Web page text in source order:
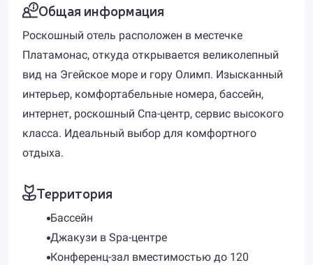
Общая информация
Роскошный отель расположен в местечке
Платамонас, откуда открывается великолепный
вид на Эгейское море и гору Олимп. Изысканный
интерьер, комфортабельные номера, бассейн,
интернет, роскошный Спа-центр, сервис высокого
класса. Идеальный выбор для комфортного
отдыха.
Территория
Бассейн
Джакузи в Spa-центре
Конференц-зал вместимостью до 120